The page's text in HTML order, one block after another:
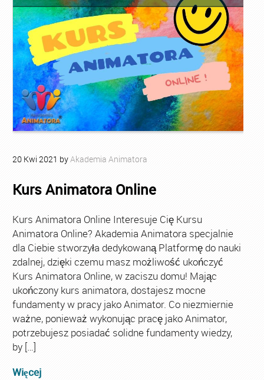
20 Kwi 2021 byAkademia Animatora
Kurs Animatora Online
Kurs Animatora Online Interesuje Cię Kursu
Animatora Online? Akademia Animatora specjalnie
dla Ciebie stworzyła dedykowaną Platformę do nauki
zdalnej, dzięki czemu masz możliwość ukończyć
Kurs Animatora Online, w zaciszu domu! Mając
ukończony kurs animatora, dostajesz mocne
fundamenty w pracy jako Animator. Co niezmiernie
ważne, ponieważ wykonując pracę jako Animator,
potrzebujesz posiadać solidne fundamenty wiedzy,
by […]
Więcej